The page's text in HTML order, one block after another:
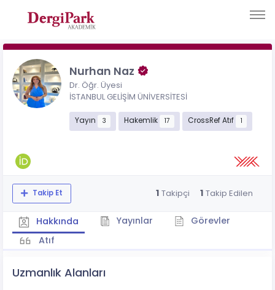
Nurhan Naz
Dr. Öğr. Üyesi
İSTANBUL GELİŞİM ÜNİVERSİTESİ
Yayın 3 Hakemlik 17 CrossRef Atıf 1
Takip Et 1 Takipçi 1 Takip Edilen
Hakkında Yayınlar
Görevler
Atıf
Uzmanlık Alanları